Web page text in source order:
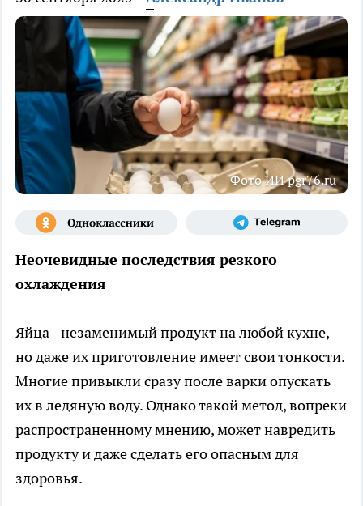
Фото ИИ pgr76.ru
Неочевидные последствия резкого
охлаждения
Яйца - незаменимый продукт на любой кухне,
но даже их приготовление имеет свои тонкости.
Многие привыкли сразу после варки опускать
их в ледяную воду. Однако такой метод, вопреки
распространенному мнению, может навредить
продукту и даже сделать его опасным для
здоровья.